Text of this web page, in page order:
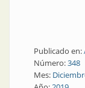
Publicado en:
Número:348
Mes: